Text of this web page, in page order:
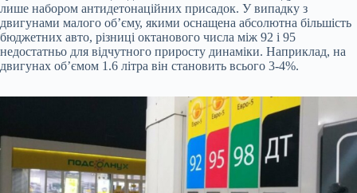
лише набором антидетонаційних присадок. У випадку з
двигунами малого об’єму, якими оснащена абсолютна більшість
бюджетних авто, різниці октанового числа між 92 і 95
недостатньо для відчутного приросту динаміки. Наприклад, на
двигунах об’ємом 1.6 літра він становить всього 3-4%.